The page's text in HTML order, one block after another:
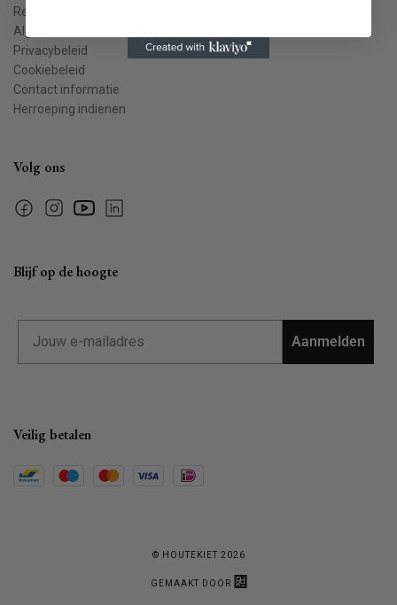
Retourneren
Algemene voorwaarden
Privacybeleid
Cookiebeleid
Contact informatie
Herroeping indienen
Volg ons
FacebookInstagramYouTubeLinkedin
Blijf op de hoogte
Aanmelden
Veilig betalen
© HOUTEKIET 2026
GEMAAKT DOOR